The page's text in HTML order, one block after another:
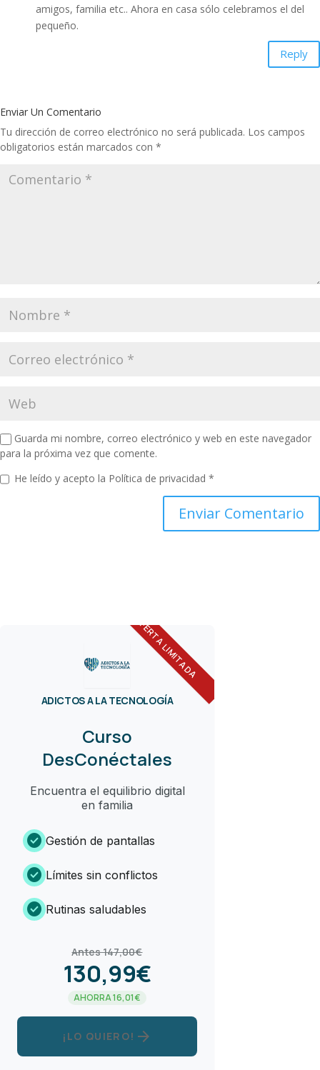
amigos, familia etc.. Ahora en casa sólo celebramos el del
pequeño.
Reply
Enviar Un Comentario
Tu dirección de correo electrónico no será publicada. Los campos
obligatorios están marcados con *
Guarda mi nombre, correo electrónico y web en este navegador
para la próxima vez que comente.
He leído y acepto la Política de privacidad *
OFERTA LIMITADA
ADICTOS A LA TECNOLOGÍA
Curso
DesConéctales
Encuentra el equilibrio digital
en familia
check_circle Gestión de pantallas
check_circle Límites sin conflictos
check_circle Rutinas saludables
Antes 147,00€
130,99€
AHORRA 16,01€
¡LO QUIERO! arrow_forward